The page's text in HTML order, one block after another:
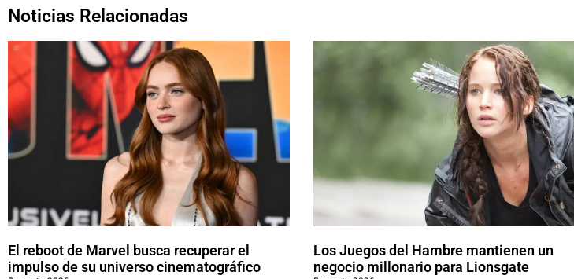
Noticias Relacionadas
El reboot de Marvel busca recuperar el
impulso de su universo cinematográfico
Los Juegos del Hambre mantienen un
negocio millonario para Lionsgate